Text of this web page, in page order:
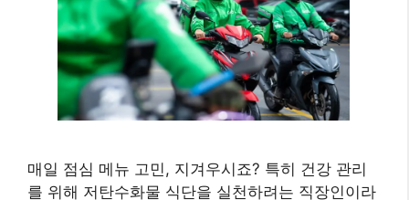
매일 점심 메뉴 고민, 지겨우시죠? 특히 건강 관리
를 위해 저탄수화물 식단을 실천하려는 직장인이라